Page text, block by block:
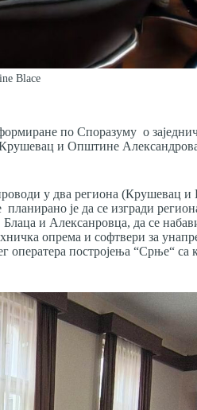
Blace
по Споразуму о
и Општине
у два региона (Крушевац и
планирано је да се изгради
и Алексанровца, да се
опрема и софтвери за
оператера постројења “Срње“ са